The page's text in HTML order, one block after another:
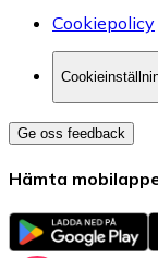
Cookiepolicy
Ge oss feedback
Hämta